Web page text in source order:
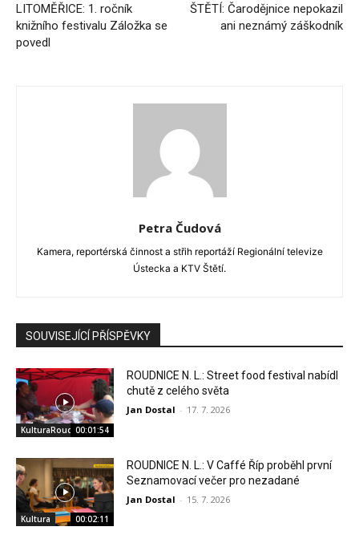
LITOMĚŘICE: 1. ročník
knižního festivalu Záložka se
povedl
ŠTĚTÍ: Čarodějnice nepokazil
ani neznámý záškodník
Petra Čudová
Kamera, reportérská činnost a střih reportáží Regionální televize
Ústecka a KTV Štětí.
SOUVISEJÍCÍ PŘÍSPĚVKY
KulturaRoudnice.cz
00:01:54
ROUDNICE N. L.: Street food festival nabídl
chutě z celého světa
Jan Dostal - 17. 7. 2026
Kultura 00:02:11
ROUDNICE N. L.: V Caffé Říp proběhl první
Seznamovací večer pro nezadané
Jan Dostal - 15. 7. 2026